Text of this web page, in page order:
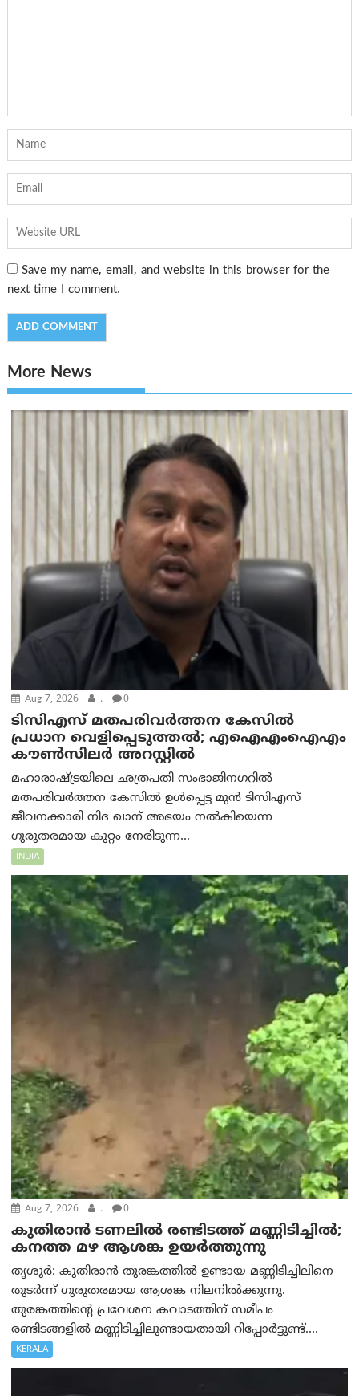
Save my name, email, and website in this browser for the
next time I comment.
More News
Aug 7, 2026 . 0
ടിസിഎസ് മതപരിവർത്തന കേസിൽ
പ്രധാന വെളിപ്പെടുത്തൽ; എഐഎംഐഎം
കൗൺസിലർ അറസ്റ്റിൽ
മഹാരാഷ്ട്രയിലെ ഛത്രപതി സംഭാജിനഗറിൽ
മതപരിവർത്തന കേസിൽ ഉൾപ്പെട്ട മുൻ ടിസിഎസ്
ജീവനക്കാരി നിദ ഖാന് അഭയം നൽകിയെന്ന
ഗുരുതരമായ കുറ്റം നേരിടുന്ന...
INDIA
Aug 7, 2026 . 0
കുതിരാൻ ടണലിൽ രണ്ടിടത്ത് മണ്ണിടിച്ചിൽ;
കനത്ത മഴ ആശങ്ക ഉയർത്തുന്നു
തൃശൂർ: കുതിരാൻ തുരങ്കത്തിൽ ഉണ്ടായ മണ്ണിടിച്ചിലിനെ
തുടർന്ന് ഗുരുതരമായ ആശങ്ക നിലനിൽക്കുന്നു.
തുരങ്കത്തിന്റെ പ്രവേശന കവാടത്തിന് സമീപം
രണ്ടിടങ്ങളിൽ മണ്ണിടിച്ചിലുണ്ടായതായി റിപ്പോർട്ടുണ്ട്....
KERALA